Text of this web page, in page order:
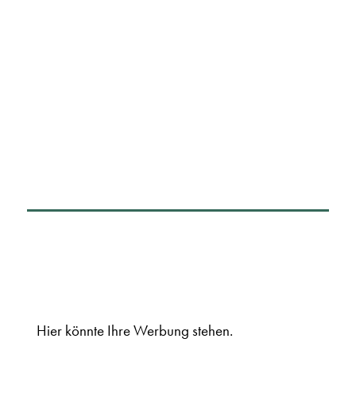
Hier könnte Ihre Werbung stehen.